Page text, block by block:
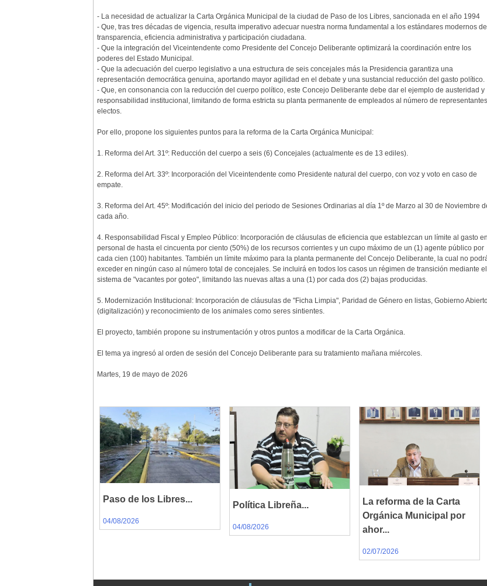
- La necesidad de actualizar la Carta Orgánica Municipal de la ciudad de Paso de los Libres, sancionada en el año 1994
- Que, tras tres décadas de vigencia, resulta imperativo adecuar nuestra norma fundamental a los estándares modernos de
transparencia, eficiencia administrativa y participación ciudadana.
- Que la integración del Viceintendente como Presidente del Concejo Deliberante optimizará la coordinación entre los
poderes del Estado Municipal.
- Que la adecuación del cuerpo legislativo a una estructura de seis concejales más la Presidencia garantiza una
representación democrática genuina, aportando mayor agilidad en el debate y una sustancial reducción del gasto político.
- Que, en consonancia con la reducción del cuerpo político, este Concejo Deliberante debe dar el ejemplo de austeridad y
responsabilidad institucional, limitando de forma estricta su planta permanente de empleados al número de representantes
electos.
Por ello, propone los siguientes puntos para la reforma de la Carta Orgánica Municipal:
1. Reforma del Art. 31º: Reducción del cuerpo a seis (6) Concejales (actualmente es de 13 ediles).
2. Reforma del Art. 33º: Incorporación del Viceintendente como Presidente natural del cuerpo, con voz y voto en caso de
empate.
3. Reforma del Art. 45º: Modificación del inicio del periodo de Sesiones Ordinarias al día 1º de Marzo al 30 de Noviembre
cada año.
4. Responsabilidad Fiscal y Empleo Público: Incorporación de cláusulas de eficiencia que establezcan un límite al gasto en
personal de hasta el cincuenta por ciento (50%) de los recursos corrientes y un cupo máximo de un (1) agente público por
cada cien (100) habitantes. También un límite máximo para la planta permanente del Concejo Deliberante, la cual no
exceder en ningún caso al número total de concejales. Se incluirá en todos los casos un régimen de transición mediante el
sistema de "vacantes por goteo", limitando las nuevas altas a una (1) por cada dos (2) bajas producidas.
5. Modernización Institucional: Incorporación de cláusulas de "Ficha Limpia", Paridad de Género en listas, Gobierno
(digitalización) y reconocimiento de los animales como seres sintientes.
El proyecto, también propone su instrumentación y otros puntos a modificar de la Carta Orgánica.
El tema ya ingresó al orden de sesión del Concejo Deliberante para su tratamiento mañana miércoles.
Martes, 19 de mayo de 2026
Paso de los Libres...
04/08/2026
Política Libreña...
04/08/2026
La reforma de la Carta
Orgánica Municipal por
ahor...
02/07/2026